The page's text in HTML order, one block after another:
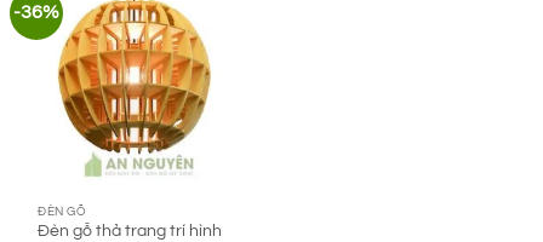
-36%
ĐÈN GỖ
Đèn gỗ thả trang trí hình